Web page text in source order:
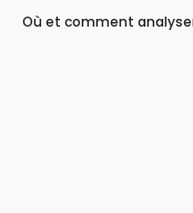
Où et comment